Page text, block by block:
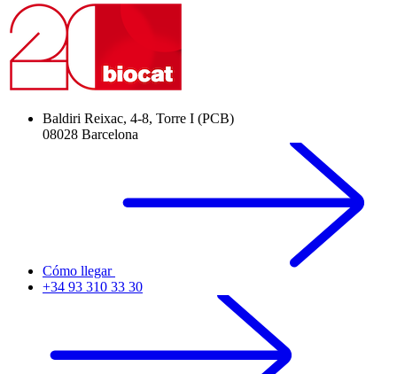
Baldiri Reixac, 4-8, Torre I (PCB)
08028 Barcelona
Cómo llegar
+34 93 310 33 30